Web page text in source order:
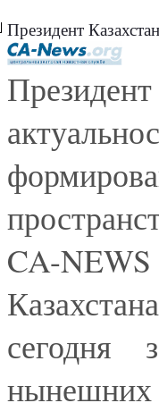
Президент Казахстана заявил
CA-
сегодня